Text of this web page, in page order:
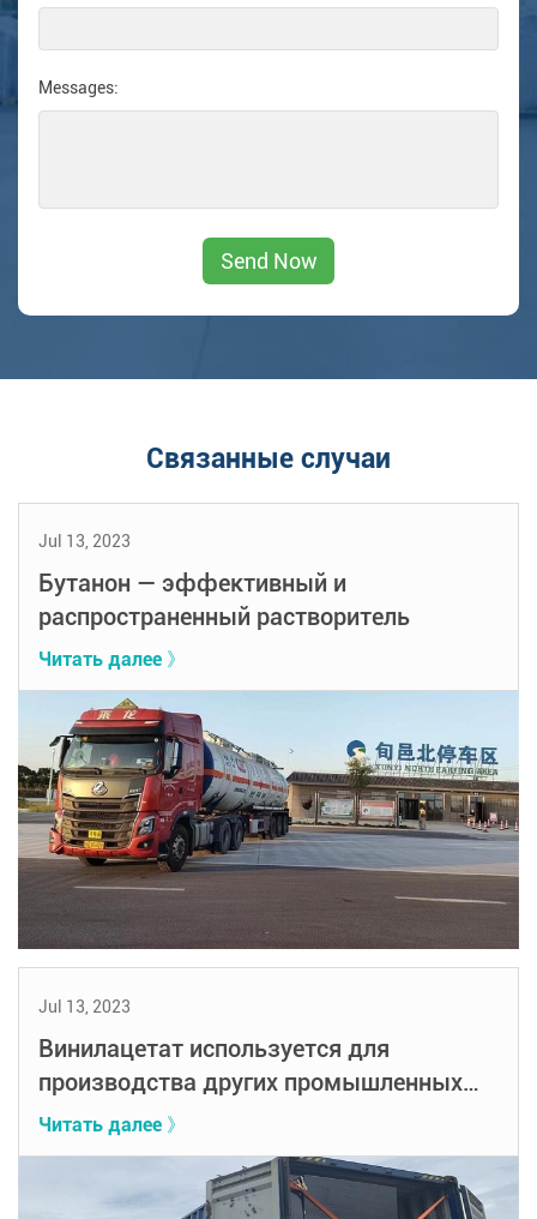
Messages:
Связанные случаи
Jul 13, 2023
Бутанон — эффективный и
распространенный растворитель
Читать далее 》
Jul 13, 2023
Винилацетат используется для
производства других промышленных
химикатов
Читать далее 》